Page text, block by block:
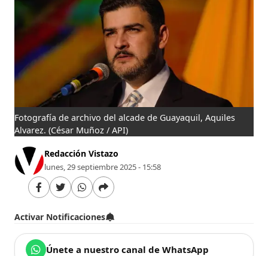
Fotografía de archivo del alcade de Guayaquil, Aquiles
Alvarez. (César Muñoz / API)
Redacción Vistazo
lunes, 29 septiembre 2025 - 15:58
Activar Notificaciones
Únete a nuestro canal de WhatsApp